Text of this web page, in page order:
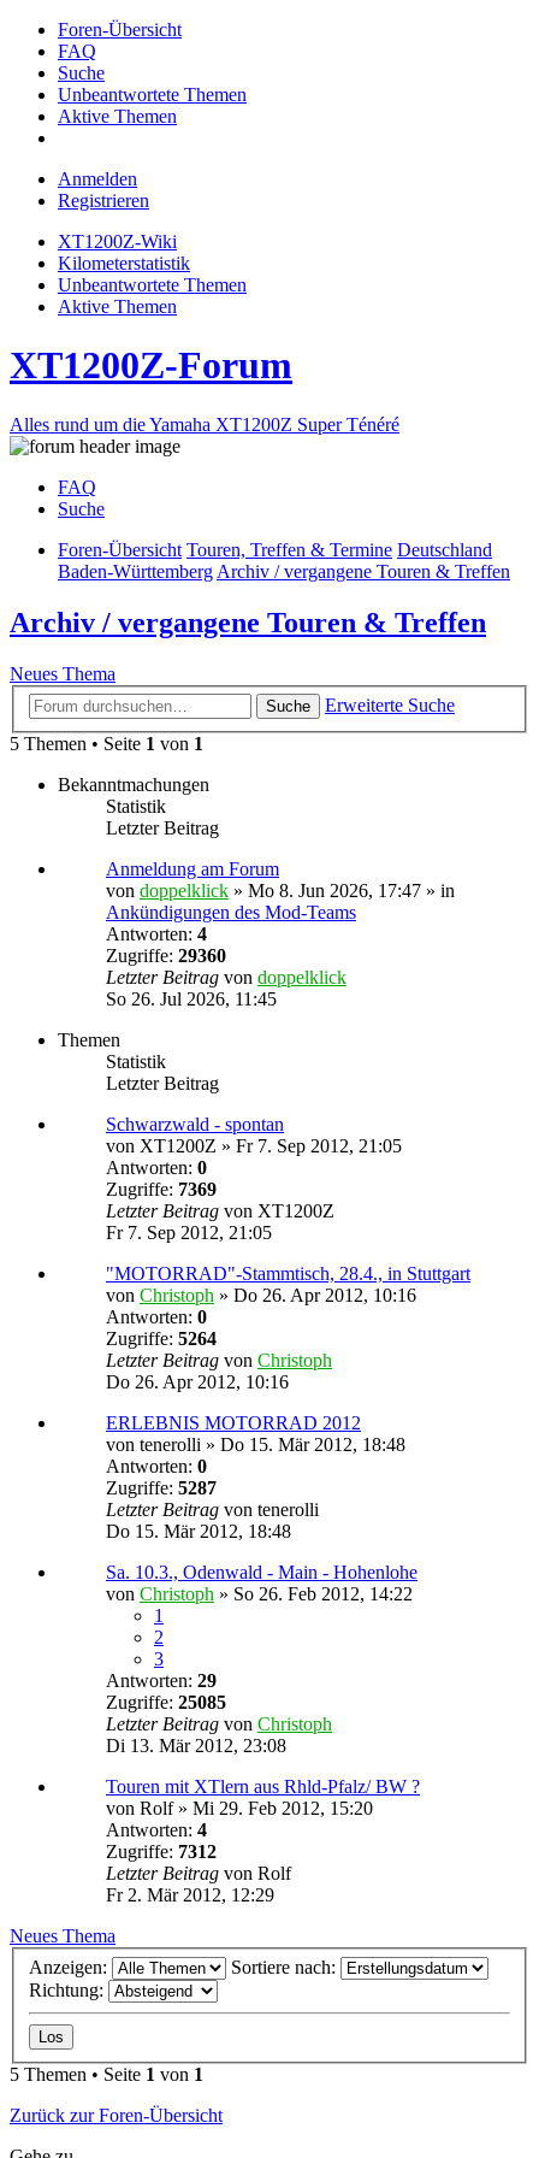
Foren-Übersicht
FAQ
Suche
Unbeantwortete Themen
Aktive Themen
Anmelden
Registrieren
XT1200Z-Wiki
Kilometerstatistik
Unbeantwortete Themen
Aktive Themen
XT1200Z-Forum
Alles rund um die Yamaha XT1200Z Super Ténéré
FAQ
Suche
Foren-Übersicht Touren, Treffen & Termine Deutschland
Baden-Württemberg Archiv / vergangene Touren & Treffen
Archiv / vergangene Touren & Treffen
Neues Thema
Suche
Erweiterte Suche
5 Themen • Seite 1 von 1
Bekanntmachungen
Statistik
Letzter Beitrag
Anmeldung am Forum
von doppelklick » Mo 8. Jun 2026, 17:47 » in
Ankündigungen des Mod-Teams
Antworten: 4
Zugriffe: 29360
Letzter Beitrag von doppelklick
So 26. Jul 2026, 11:45
Themen
Statistik
Letzter Beitrag
Schwarzwald - spontan
von XT1200Z » Fr 7. Sep 2012, 21:05
Antworten: 0
Zugriffe: 7369
Letzter Beitrag von XT1200Z
Fr 7. Sep 2012, 21:05
"MOTORRAD"-Stammtisch, 28.4., in Stuttgart
von Christoph » Do 26. Apr 2012, 10:16
Antworten: 0
Zugriffe: 5264
Letzter Beitrag von Christoph
Do 26. Apr 2012, 10:16
ERLEBNIS MOTORRAD 2012
von tenerolli » Do 15. Mär 2012, 18:48
Antworten: 0
Zugriffe: 5287
Letzter Beitrag von tenerolli
Do 15. Mär 2012, 18:48
Sa. 10.3., Odenwald - Main - Hohenlohe
von Christoph » So 26. Feb 2012, 14:22
1
2
3
Antworten: 29
Zugriffe: 25085
Letzter Beitrag von Christoph
Di 13. Mär 2012, 23:08
Touren mit XTlern aus Rhld-Pfalz/ BW ?
von Rolf» Mi 29. Feb 2012, 15:20
Antworten: 4
Zugriffe: 7312
Letzter Beitrag von Rolf
Fr 2. Mär 2012, 12:29
Neues Thema
Anzeigen:
Sortiere nach:
Richtung:
5 Themen • Seite 1 von 1
Zurück zur Foren-Übersicht